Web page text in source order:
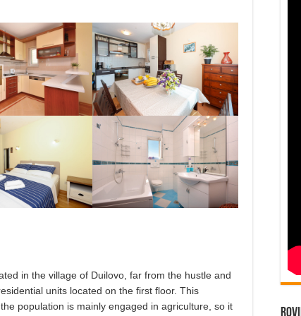
in the village of Duilovo, far from the hustle and
units located on the first floor. This
population is mainly engaged in agriculture, so it